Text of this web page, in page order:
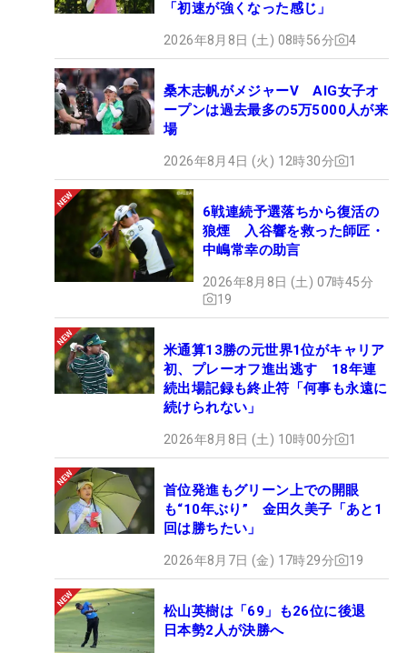
「初速が強くなった感じ」
2026年8月8日 (土) 08時56分 4
桑木志帆がメジャーV AIG女子オ
ープンは過去最多の5万5000人が来
場
2026年8月4日 (火) 12時30分 1
6戦連続予選落ちから復活の
狼煙 入谷響を救った師匠・
中嶋常幸の助言
2026年8月8日 (土) 07時45分
19
米通算13勝の元世界1位がキャリア
初、プレーオフ進出逃す 18年連
続出場記録も終止符「何事も永遠に
続けられない」
2026年8月8日 (土) 10時00分 1
首位発進もグリーン上での開眼
も“10年ぶり” 金田久美子「あと1
回は勝ちたい」
2026年8月7日 (金) 17時29分 19
松山英樹は「69」も26位に後退
日本勢2人が決勝へ